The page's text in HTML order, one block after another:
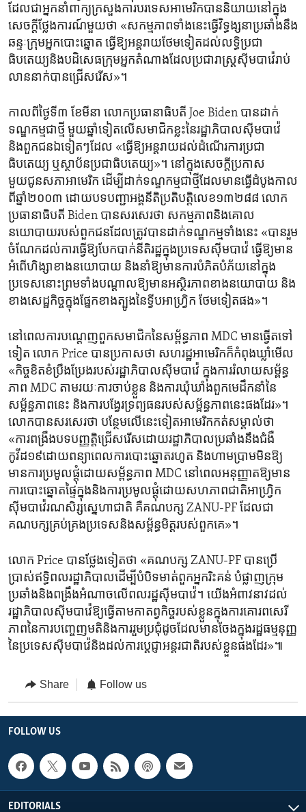
ដែល​ជា​អ្នកនាំពាក្យ​ក្រសួង​ការ​បរទេស​អាមេរិក​បាននិយាយនៅ​ក្នុង​
សេចក្តីថ្លែងការណ៍​មួយ​ថា «សកម្មភាពទាំង​នេះធ្វើ​វិទ្ធង្សនាប្រឆាំង​នឹង
ឆន្ទៈក្រុម​អ្នក​បោះឆ្នោត ធ្វើឱ្យ​អន្តរាយ​ថែម​ទៀត​ដល់​លទ្ធិប្រជា
ធិបតេយ្យ​និងបដិសេធក្រុម​អ្នក​តំណាងដែល​ប្រជារាស្ត្រ​ស៊ីមបាវ៉េ​រាប់​
លាន​នាក់​បាន​ជ្រើសរើស»។
កាល​ពី​ថ្ងៃទី៣​ ខែ​មីនា​ លោកប្រធានាធិបតី Joe Biden បាន​ដាក់
ទណ្ឌកម្មជាថ្មី ​មួយ​ឆ្នាំ​ទៀត​លើសមាជិក​ខ្លះនៃរដ្ឋាភិបាលស៊ីមបាវ៉េ
និង​ពួក​ជនឯ​ទៀតៗដែល «ធ្វើឱ្យ​អន្តរាយ​ដល់​ដំណើរការ​ប្រជា
ធិបតេយ្យ​ ឬ​ស្ថាប័ន​ប្រជាធិបតេយ្យ»។ នៅ​ក្នុងសេចក្តី​ប្រកាស​
មួយជូន​សភាអាមេរិក ដើម្បីដាក់​ទណ្ឌកម្ម​ជា​ថ្មី​ដែល​មានធ្វើដំបូង​កាល​
ពី​ឆ្នាំ២០០៣ ដោយ​បទបញ្ជា​អង្គនីតិ​ប្រតិបត្តិ​លេខ១៣២៨៨ លោក​
ប្រធានាធិបតី Biden បាន​សរសេរថា ​សកម្មភាពនិង​គោល
នយោបាយ​របស់ពួក​ជន​ដែលត្រូវ​បាន​ដាក់​ទណ្ឌកម្ម​ទាំង​នេះ «បានរួម​
ចំណែកដល់ការធ្វើឱ្យ​បែកបាក់​នីតិរដ្ឋ​ក្នុងប្រទេស​ស៊ីមបាវ៉េ ធ្វើ​ឱ្យ​មាន
អំពើ​ហិង្សាខាងនយោបាយ និង​នាំ​ឱ្យ​មាន​ការ​បំភិតបំភ័យនៅ​ក្នុង
ប្រទេស​នោះ​ព្រម​ទាំង​បណ្តាល​ឱ្យ​មានអស្ថិរភាព​ខាងនយោបាយ​ និង​
ខាង​សេដ្ឋកិ​ច្ចក្នុង​ផ្នែកខាង​ត្បូង​នៃទ្វីប​អាហ្វ្រិក​ ថែម​ទៀត​ផង»។
នៅ​ពេលការបណ្តេញពួក​សមាជិកនៃសម្ព័ន្ធភាព MDC មាន​ធ្វើ​ត​ទៅ​
ទៀត លោក Price បាន​ប្រកាស​ថា សហរដ្ឋ​អាមេរិកក៏កំពុង​ឃ្លាំ​មើល​
«កិច្ច​ខិតខំ​ប្រឹងប្រែង​របស់​រដ្ឋាភិបាល​ស៊ីមបាវ៉េ ក្នុង​ការរំលាយ​សម្ព័ន្ធ
ភាព MDC តាម​រយៈការ​ចាប់ខ្លួន និង​ការឃុំឃាំងពួក​មេដឹកនាំ​នៃ​
សម្ព័ន្ធភាពនេះ​ និង​ការ​បង្វែរទ្រព្យ​ធនរបស់​សម្ព័ន្ធភាពនេះផង​ដែរ»។
លោក​បាន​សរសេរ​ថា​ បន្ថែម​លើ​នេះ​ទៀត​អាមេរិក​កត់​សម្គាល់​ថា ​
«ការពង្រឹងបទបញ្ញត្តិជ្រើសរើសដោយ​រដ្ឋាភិបាលប្រឆាំង​នឹងជំងឺ​
កូវីដ១៩ដោយពន្យា​ពេលការបោះឆ្នោត​រហូត​ និង​ហាមប្រាម​មិន​ឱ្យ​
មានការ​ប្រមូល​ផ្តុំ​ដោយ​សម្ព័ន្ធភាព MDC នៅ​ពេលអនុញ្ញាត​ឱ្យ​មាន
ការ​បោះឆ្នោតផ្ទៃ​ក្នុងនិងការប្រមូល​ផ្តុំដោយ​សហភាព​ជាតិ​អាហ្វ្រិក
ស៊ីមបាវ៉េ​រណសិរ្ស​ស្នេហាជាតិ​ គឺ​គណបក្ស ZANU-PF ដែល​ជា​
គណបក្ស​គ្រប់គ្រងប្រទេស​និង​សម្ព័ន្ធមិត្ត​របស់ពួក​គេ»។
លោក Price បានថ្លែងទៀតថា «គណបក្ស ZANU-PF បានប្រើ
ប្រាស់​ឥទ្ធិពល​រដ្ឋាភិបាល​ដើម្បី​បំបិទមាត់​ពួក​អ្នក​រិះគន់ ​បំផ្លាញ​ក្រុម​
ប្រឆាំងនិងពង្រឹងអំណាចលើ​ពលរដ្ឋ​ស៊ីមបាវ៉េ។ យើង​អំពាវនាវ​ដល់
រដ្ឋាភិបាល​ស៊ីមបាវ៉េ​ឱ្យ​ធ្វើ​តាម​កាតព្វកិច្ចរបស់​ខ្លួនក្នុងការគោរពសេរី
ភាព​នៃ​ការបញ្ចេញមតិនិង​ការ​រួម​ប្រជុំ​ដូច​ដែល​មាន​ចែង​ក្នុង​រដ្ឋធម្មនុញ្ញ​
នៃប្រទេស​ស៊ីមបាវ៉េ​និង​ដល់ការប្តេជ្ញា​អន្តរជាតិ​របស់​ខ្លួន​ផង​ដែរ»៕
Share Follow us
FOLLOW US
EDITORIALS